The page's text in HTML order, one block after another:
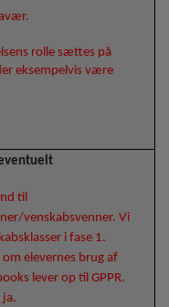
rolle sættes på
eksempelvis være
til
venskabsvenner. Vi
i fase 1.
elevernes brug af
lever op til GPPR.
ja.